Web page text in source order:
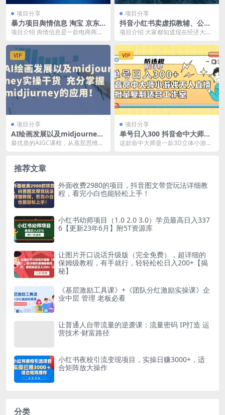
项目分享
暴力项目舆情信息 淘宝 京东
拼多多 抖音全自动运行 单机
附加管道收益
项目介绍 舆情信息是一款电商商品
可实现对各平台商品...
项目分享
抖音小红书卖虚拟教辅、公务
员资料，矩阵操作、月入十万!
项目介绍 大家都知道现在经济大环
职场老油条都在内卷...
VIP
项目分享
AI绘画发展以及midjourney
实操干货 充分掌握midjiurne
最优质的AIGC课程，从底层思维逻
VIP
项目分享
单号日入300 抖音命中大师小
游戏无人直播可批量复制适合
这款命中大师是一款3D立体小游
推荐文章
外面收费2980的项目，抖音图文带货玩法详细教
程，看完小白也能轻松上手！
小红书幼师项目（1.0 2.0 3.0）学员最高日入337
6【更新23年6月】附5T资源库
让图片开口说话升级版（完全免费），超详细的
保姆级教程，有手就行，轻轻松松日入200+【揭
秘】
《基层激励工具课》+《团队分红激励实操课》企
业中层 管理 老板必看
让普通人自带流量的逆袭课：流量密码 IP打造 运
营技术·财富路径
小红书夜校引流变现项目，实操日赚3000+，适
合矩阵放大操作
分类